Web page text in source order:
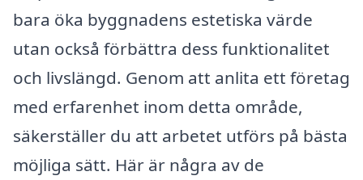
bara öka byggnadens estetiska värde
utan också förbättra dess funktionalitet
och livslängd. Genom att anlita ett företag
med erfarenhet inom detta område,
säkerställer du att arbetet utförs på bästa
möjliga sätt. Här är några av de